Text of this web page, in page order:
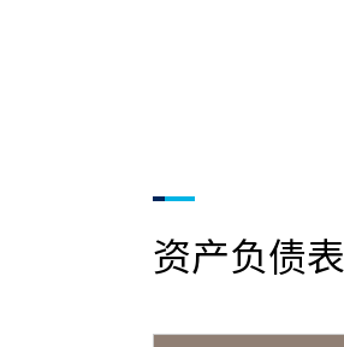
资产负债表